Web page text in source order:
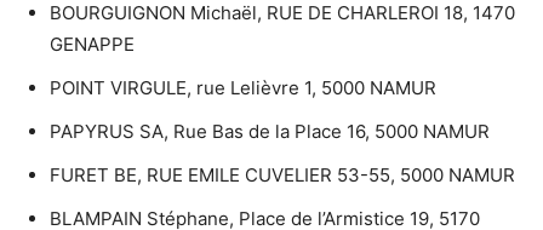
BOURGUIGNON Michaël, RUE DE CHARLEROI 18, 1470
GENAPPE
POINT VIRGULE, rue Lelièvre 1, 5000 NAMUR
PAPYRUS SA, Rue Bas de la Place 16, 5000 NAMUR
FURET BE, RUE EMILE CUVELIER 53-55, 5000 NAMUR
BLAMPAIN Stéphane, Place de l’Armistice 19, 5170